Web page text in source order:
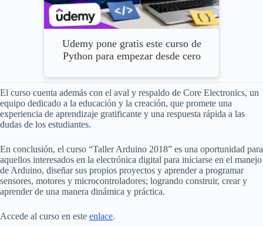
Udemy pone gratis este curso de
Python para empezar desde cero
El curso cuenta además con el aval y respaldo de Core Electronics, un
equipo dedicado a la educación y la creación, que promete una
experiencia de aprendizaje gratificante y una respuesta rápida a las
dudas de los estudiantes.
En conclusión, el curso “Taller Arduino 2018” es una oportunidad para
aquellos interesados en la electrónica digital para iniciarse en el manejo
de Arduino, diseñar sus propios proyectos y aprender a programar
sensores, motores y microcontroladores; logrando construir, crear y
aprender de una manera dinámica y práctica.
Accede al curso en este enlace.